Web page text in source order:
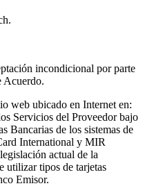
incondicional por parte
Acuerdo.
web ubicado en Internet en:
Servicios del Proveedor bajo
Bancarias de los sistemas de
International y MIR
actual de la
utilizar tipos de tarjetas
Emisor.